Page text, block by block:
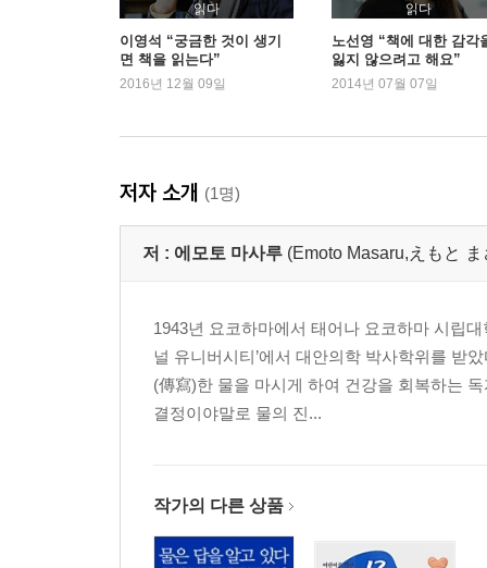
읽다
이영석 “궁금한 것이 생기
면 책을 읽는다”
2016년 12월 09일
읽다
노선영 “책에 대한 감각
잃지 않으려고 해요”
2014년 07월 07일
저자 소개 (1명)
저 : 에모토 마사루 (Emoto Masaru,えもと
1943년 요코하마에서 태어나 요코하마 시립
널 유니버시티’에서 대안의학 박사학위를 받
(傳寫)한 물을 마시게 하여 건강을 회복하는
결정이야말로 물의 진...
작가의 다른 상품